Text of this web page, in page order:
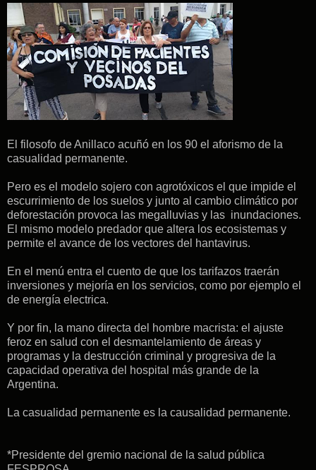
El filosofo de Anillaco acuñó en los 90 el aforismo de la
casualidad permanente.
Pero es el modelo sojero con agrotóxicos el que impide el
escurrimiento de los suelos y junto al cambio climático por
deforestación provoca las megalluvias y las inundaciones.
El mismo modelo predador que altera los ecosistemas y
permite el avance de los vectores del hantavirus.
En el menú entra el cuento de que los tarifazos traerán
inversiones y mejoría en los servicios, como por ejemplo el
de energía electrica.
Y por fin, la mano directa del hombre macrista: el ajuste
feroz en salud con el desmantelamiento de áreas y
programas y la destrucción criminal y progresiva de la
capacidad operativa del hospital más grande de la
Argentina.
La casualidad permanente es la causalidad permanente.
*Presidente del gremio nacional de la salud pública